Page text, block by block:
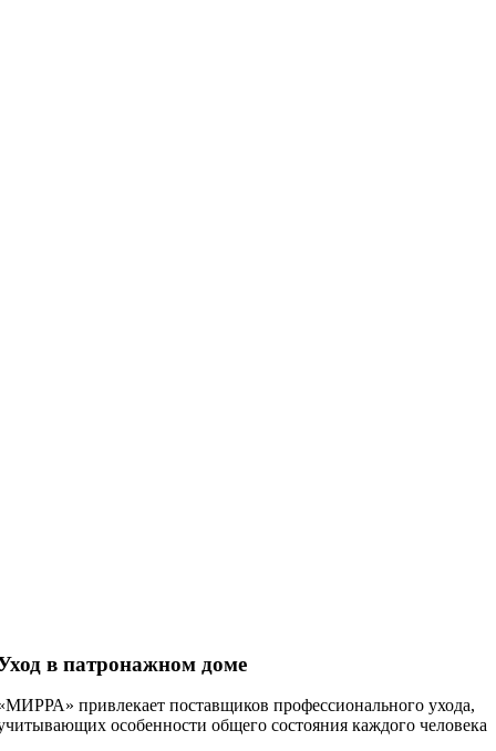
в патронажном доме
привлекает поставщиков профессионального ухода,
особенности общего состояния каждого человека